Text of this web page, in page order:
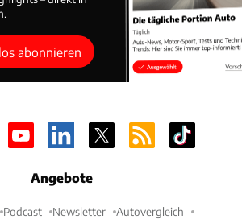
abonnieren
Angebote
Podcast Newsletter Autovergleich